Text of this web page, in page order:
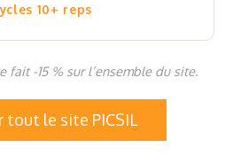
10+ reps
fait -15 % sur l’ensemble du site.
tout le site PICSIL